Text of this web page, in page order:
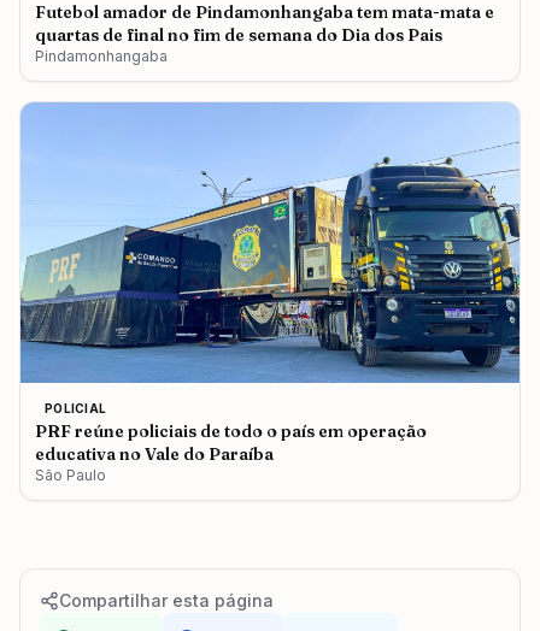
Futebol amador de Pindamonhangaba tem mata-mata e
quartas de final no fim de semana do Dia dos Pais
Pindamonhangaba
POLICIAL
PRF reúne policiais de todo o país em operação
educativa no Vale do Paraíba
São Paulo
Compartilhar esta página